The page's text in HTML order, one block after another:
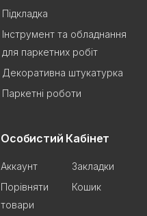
Підкладка
Інструмент та обладнання
для паркетних робіт
Декоративна штукатурка
Паркетні роботи
Особистий Кабінет
Аккаунт
Закладки
Порівняти
товари
Кошик